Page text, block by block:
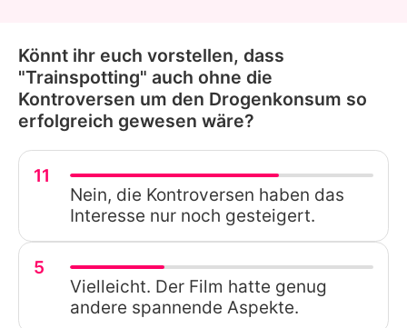
Könnt ihr euch vorstellen, dass
"Trainspotting" auch ohne die
Kontroversen um den Drogenkonsum so
erfolgreich gewesen wäre?
11
Nein, die Kontroversen haben das
Interesse nur noch gesteigert.
5
Vielleicht. Der Film hatte genug
andere spannende Aspekte.